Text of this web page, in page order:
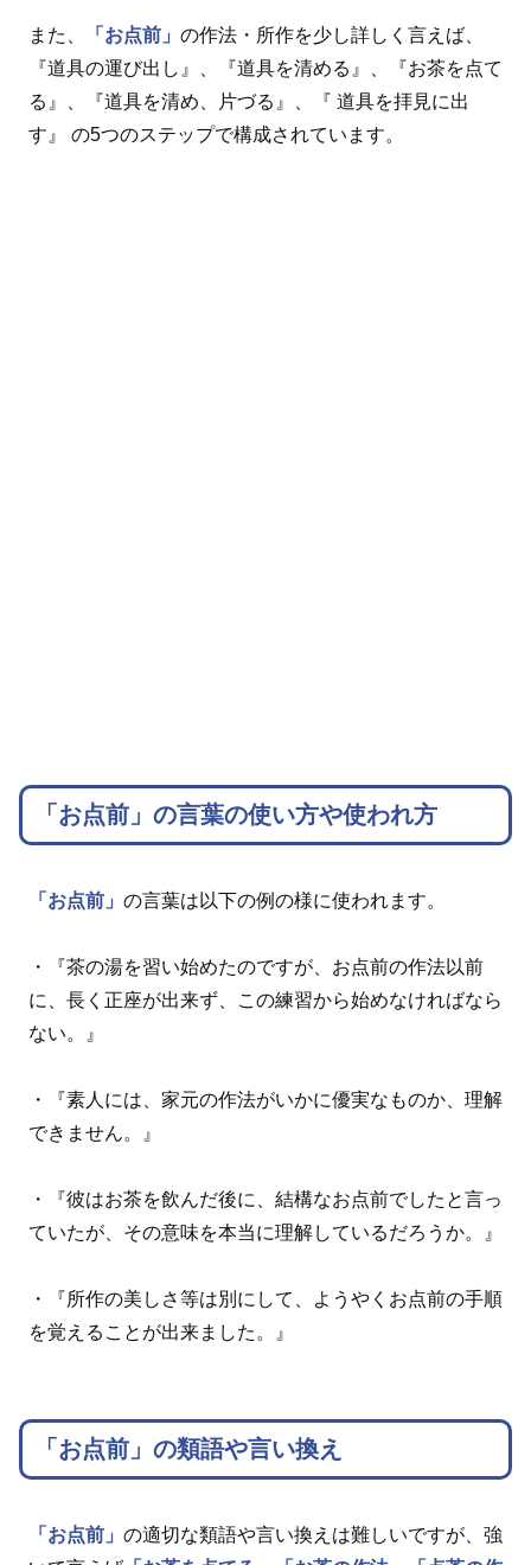
また、 「お点前」 の作法・所作を少し詳しく言えば、
『道具の運び出し』、『道具を清める』、『お茶を点て
る』、『道具を清め、片づる』、『 道具を拝見に出
す』 の5つのステップで構成されています。
「お点前」の言葉の使い方や使われ方
「お点前」 の言葉は以下の例の様に使われます。
・『茶の湯を習い始めたのですが、お点前の作法以前
に、長く正座が出来ず、この練習から始めなければなら
ない。』
・『素人には、家元の作法がいかに優実なものか、理解
できません。』
・『彼はお茶を飲んだ後に、結構なお点前でしたと言っ
ていたが、その意味を本当に理解しているだろうか。』
・『所作の美しさ等は別にして、ようやくお点前の手順
を覚えることが出来ました。』
「お点前」の類語や言い換え
「お点前」 の適切な類語や言い換えは難しいですが、強